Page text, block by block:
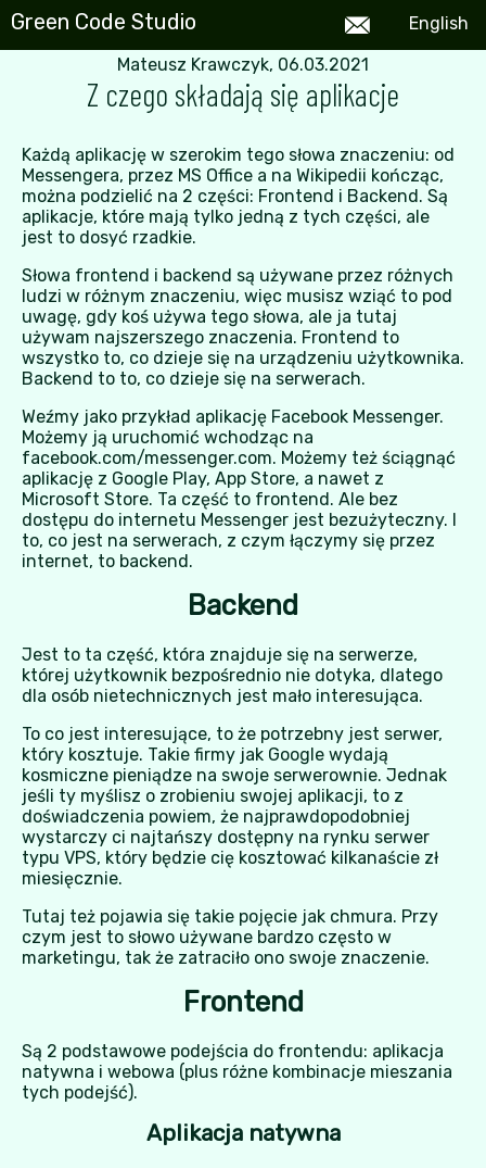
English
Green Code Studio
Mateusz Krawczyk, 06.03.2021
Z czego składają się aplikacje
Każdą aplikację w szerokim tego słowa znaczeniu: od
Messengera, przez MS Office a na Wikipedii kończąc,
można podzielić na 2 części: Frontend i Backend. Są
aplikacje, które mają tylko jedną z tych części, ale
jest to dosyć rzadkie.
Słowa frontend i backend są używane przez różnych
ludzi w różnym znaczeniu, więc musisz wziąć to pod
uwagę, gdy koś używa tego słowa, ale ja tutaj
używam najszerszego znaczenia. Frontend to
wszystko to, co dzieje się na urządzeniu użytkownika.
Backend to to, co dzieje się na serwerach.
Weźmy jako przykład aplikację Facebook Messenger.
Możemy ją uruchomić wchodząc na
facebook.com/messenger.com. Możemy też ściągnąć
aplikację z Google Play, App Store, a nawet z
Microsoft Store. Ta część to frontend. Ale bez
dostępu do internetu Messenger jest bezużyteczny. I
to, co jest na serwerach, z czym łączymy się przez
internet, to backend.
Backend
Jest to ta część, która znajduje się na serwerze,
której użytkownik bezpośrednio nie dotyka, dlatego
dla osób nietechnicznych jest mało interesująca.
To co jest interesujące, to że potrzebny jest serwer,
który kosztuje. Takie firmy jak Google wydają
kosmiczne pieniądze na swoje serwerownie. Jednak
jeśli ty myślisz o zrobieniu swojej aplikacji, to z
doświadczenia powiem, że najprawdopodobniej
wystarczy ci najtańszy dostępny na rynku serwer
typu VPS, który będzie cię kosztować kilkanaście zł
miesięcznie.
Tutaj też pojawia się takie pojęcie jak chmura. Przy
czym jest to słowo używane bardzo często w
marketingu, tak że zatraciło ono swoje znaczenie.
Frontend
Są 2 podstawowe podejścia do frontendu: aplikacja
natywna i webowa (plus różne kombinacje mieszania
tych podejść).
Aplikacja natywna